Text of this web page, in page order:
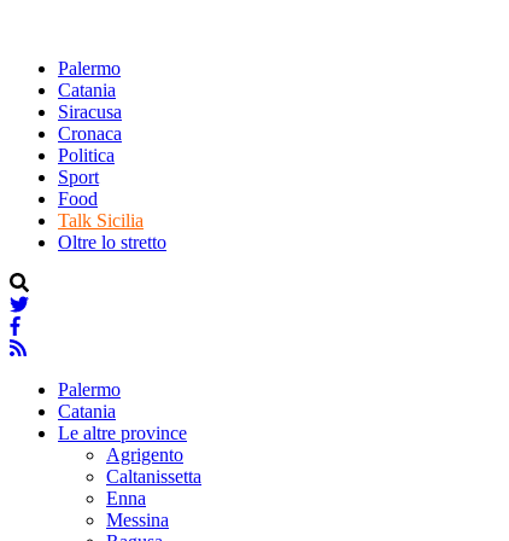
Palermo
Catania
Siracusa
Cronaca
Politica
Sport
Food
Talk Sicilia
Oltre lo stretto
Palermo
Catania
Le altre province
Agrigento
Caltanissetta
Enna
Messina